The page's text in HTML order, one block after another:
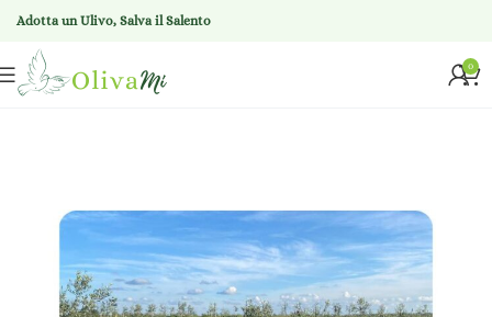
Adotta un Ulivo, Salva il Salento
0